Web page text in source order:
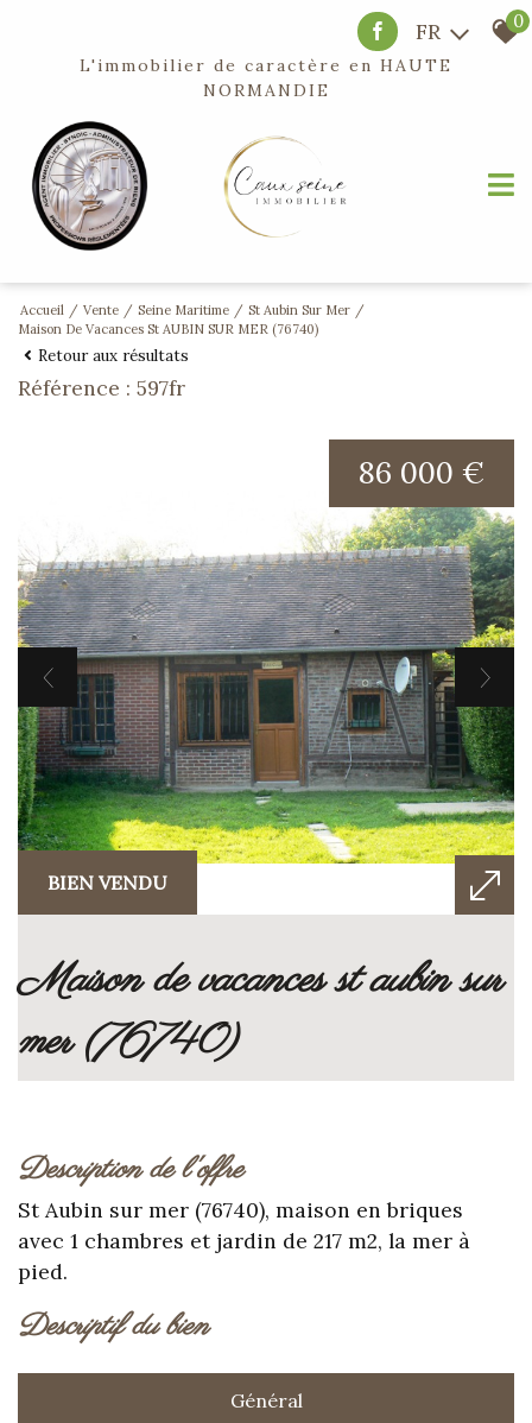
FR 0
L'immobilier de caractère en HAUTE
NORMANDIE
Accueil Vente Seine Maritime
St Aubin Sur Mer
Maison De Vacances St AUBIN SUR MER (76740)
Retour aux résultats
Référence : 597fr
BIEN VENDU
86 000 €
maison de vacances st aubin sur
mer (76740)
description de l'offre
St Aubin sur mer (76740), maison en briques
avec 1 chambres et jardin de 217 m2, la mer à
pied.
descriptif du bien
Général